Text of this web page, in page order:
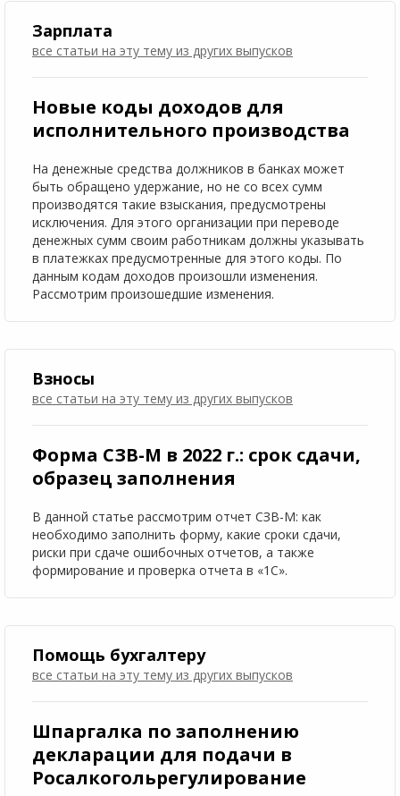
Зарплата
все статьи на эту тему из других выпусков
Новые коды доходов для
исполнительного производства
На денежные средства должников в банках может
быть обращено удержание, но не со всех сумм
производятся такие взыскания, предусмотрены
исключения. Для этого организации при переводе
денежных сумм своим работникам должны указывать
в платежках предусмотренные для этого коды. По
данным кодам доходов произошли изменения.
Рассмотрим произошедшие изменения.
Взносы
все статьи на эту тему из других выпусков
Форма СЗВ-М в 2022 г.: срок сдачи,
образец заполнения
В данной статье рассмотрим отчет СЗВ-М: как
необходимо заполнить форму, какие сроки сдачи,
риски при сдаче ошибочных отчетов, а также
формирование и проверка отчета в «1С».
Помощь бухгалтеру
все статьи на эту тему из других выпусков
Шпаргалка по заполнению
декларации для подачи в
Росалкогольрегулирование